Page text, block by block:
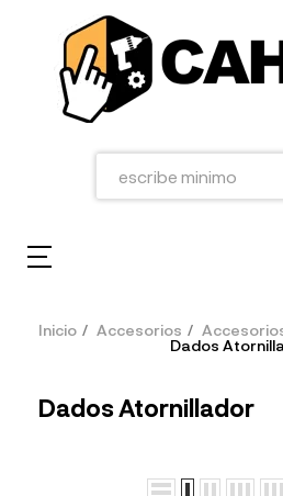
Inicio Accesorios
Dados
Dados Atornillador